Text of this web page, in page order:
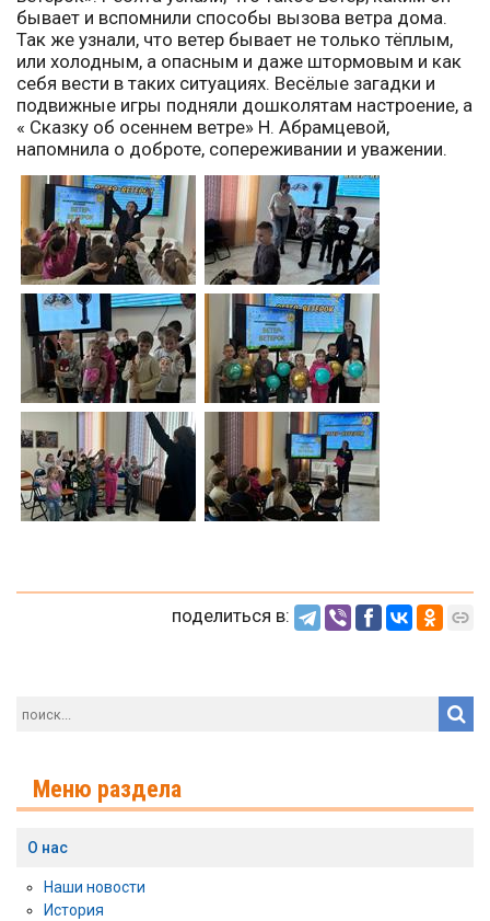
бывает и вспомнили способы вызова ветра дома.
Так же узнали, что ветер бывает не только тёплым,
или холодным, а опасным и даже штормовым и как
себя вести в таких ситуациях. Весёлые загадки и
подвижные игры подняли дошколятам настроение, а
« Сказку об осеннем ветре» Н. Абрамцевой,
напомнила о доброте, сопереживании и уважении.
поделиться в:
Меню раздела
О нас
Наши новости
История